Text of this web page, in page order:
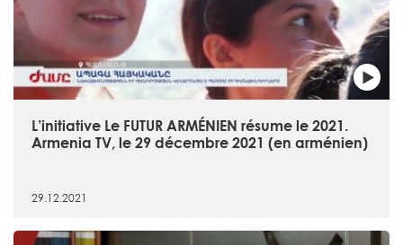
L’initiative Le FUTUR ARMÉNIEN résume le 2021.
Armenia TV, le 29 décembre 2021 (en arménien)
29.12.2021